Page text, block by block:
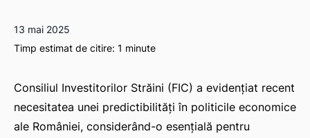
13 mai 2025
Timp estimat de citire: 1 minute
Consiliul Investitorilor Străini (FIC) a evidențiat recent
necesitatea unei predictibilități în politicile economice
ale României, considerând-o esențială pentru